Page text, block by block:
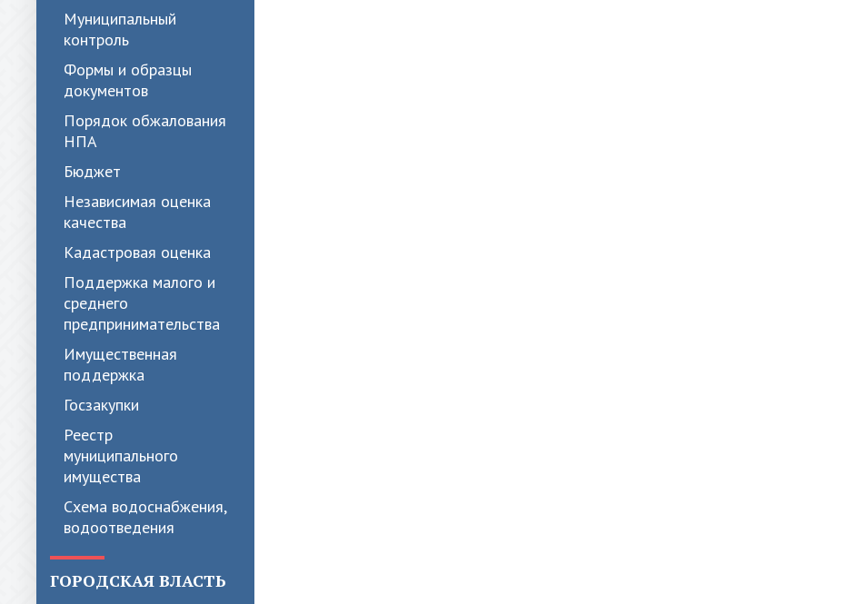
Муниципальный
контроль
Формы и образцы
документов
Порядок обжалования
НПА
Бюджет
Независимая оценка
качества
Кадастровая оценка
Поддержка малого и
среднего
предпринимательства
Имущественная
поддержка
Госзакупки
Реестр
муниципального
имущества
Схема водоснабжения,
водоотведения
ГОРОДСКАЯ ВЛАСТЬ